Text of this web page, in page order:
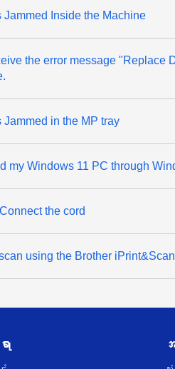
Jammed Inside the Machine
the error message
Jammed in the MP tray
my Windows 11 PC through
the cord
using the Brother
ာ